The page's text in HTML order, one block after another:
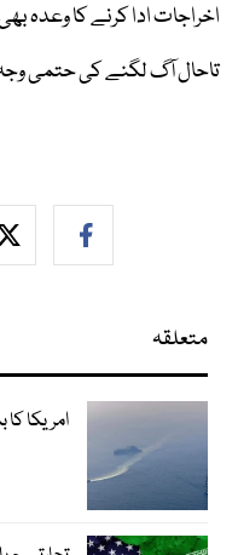
اخراجات ادا کرنے کا وعدہ
تاحال آگ لگنے کی حتمی
متعلقہ
امریکا